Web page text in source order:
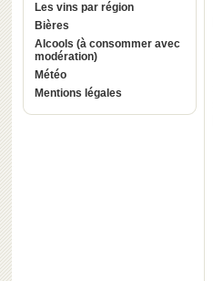
Les vins par région
Bières
Alcools (à consommer avec
modération)
Météo
Mentions légales